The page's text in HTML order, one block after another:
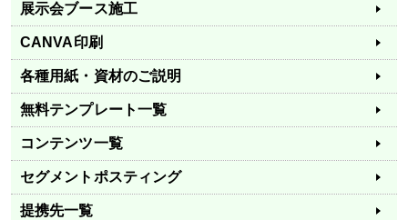
展示会ブース施工
CANVA印刷
各種用紙・資材のご説明
無料テンプレート一覧
コンテンツ一覧
セグメントポスティング
提携先一覧